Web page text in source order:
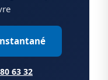
63 32